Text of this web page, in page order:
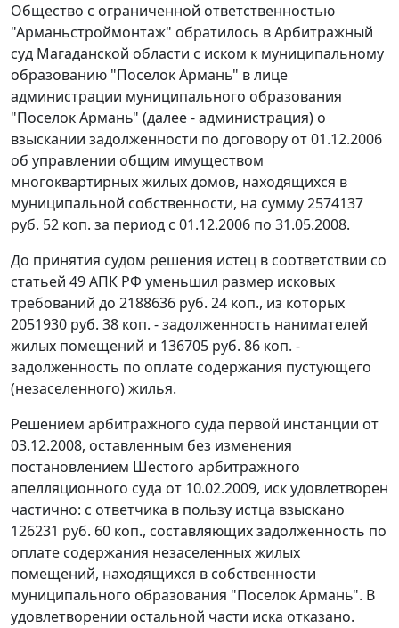
Общество с ограниченной ответственностью
"Арманьстроймонтаж" обратилось в Арбитражный
суд Магаданской области с иском к муниципальному
образованию "Поселок Армань" в лице
администрации муниципального образования
"Поселок Армань" (далее - администрация) о
взыскании задолженности по договору от 01.12.2006
об управлении общим имуществом
многоквартирных жилых домов, находящихся в
муниципальной собственности, на сумму 2574137
руб. 52 коп. за период с 01.12.2006 по 31.05.2008.
До принятия судом решения истец в соответствии со
статьей 49АПК РФ уменьшил размер исковых
требований до 2188636 руб. 24 коп., из которых
2051930 руб. 38 коп. - задолженность нанимателей
жилых помещений и 136705 руб. 86 коп. -
задолженность по оплате содержания пустующего
(незаселенного) жилья.
Решением арбитражного суда первой инстанции от
03.12.2008, оставленным без изменения
постановлением Шестого арбитражного
апелляционного суда от 10.02.2009, иск удовлетворен
частично: с ответчика в пользу истца взыскано
126231 руб. 60 коп., составляющих задолженность по
оплате содержания незаселенных жилых
помещений, находящихся в собственности
муниципального образования "Поселок Армань". В
удовлетворении остальной части иска отказано.